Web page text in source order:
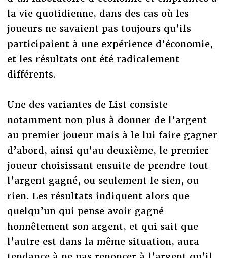
la vie quotidienne, dans des cas où les
joueurs ne savaient pas toujours qu’ils
participaient à une expérience d’économie,
et les résultats ont été radicalement
différents.
Une des variantes de List consiste
notamment non plus à donner de l’argent
au premier joueur mais à le lui faire gagner
d’abord, ainsi qu’au deuxième, le premier
joueur choisissant ensuite de prendre tout
l’argent gagné, ou seulement le sien, ou
rien. Les résultats indiquent alors que
quelqu’un qui pense avoir gagné
honnêtement son argent, et qui sait que
l’autre est dans la même situation, aura